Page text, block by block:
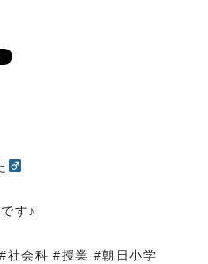
す♪
社会科 #授業 #朝日小学